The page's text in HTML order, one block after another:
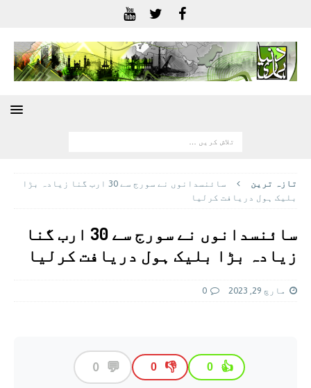
تازہ ترين
سائنسدانوں نے سورج سے 30 ارب گنا زیادہ بڑا
بلیک ہول دریافت کرلیا
سائنسدانوں نے سورج سے 30 ارب گنا
زیادہ بڑا بلیک ہول دریافت کرلیا
مارچ 29, 2023 0
👍
0
👎
0
💬
0